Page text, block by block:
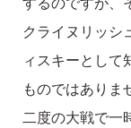
クライヌリッシ
ィスキーとして
ものではありま
二度の大戦で一